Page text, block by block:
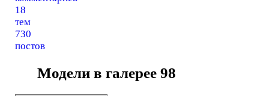
18
тем
730
постов
Модели в галерее98